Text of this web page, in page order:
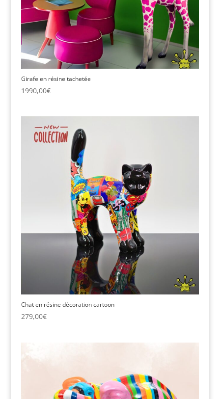
Girafe en résine tachetée
1990,00€
Chat en résine décoration cartoon
279,00€